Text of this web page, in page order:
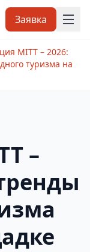
Заявка
MITT – 2026:
туризма на
–